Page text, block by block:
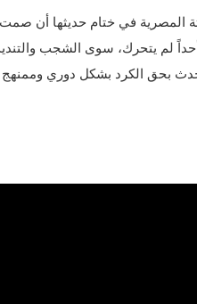
المصرية في ختام حديثها أن
لم يتحرك، سوى الشجب
بحق الكرد بشكل دوري